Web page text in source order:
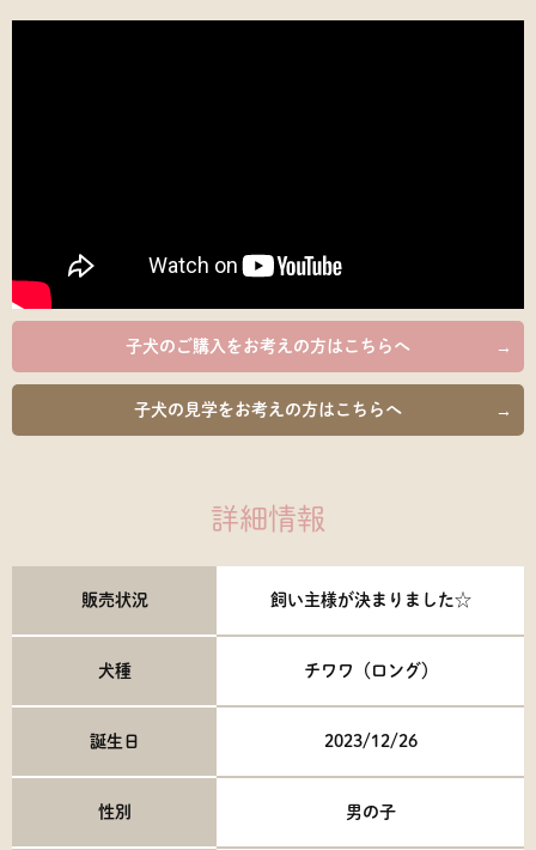
子犬のご購入をお考えの方はこちらへ
子犬の見学をお考えの方はこちらへ
詳細情報
販売状況 飼い主様が決まりました☆
犬種 チワワ（ロング）
誕生日 2023/12/26
性別 男の子